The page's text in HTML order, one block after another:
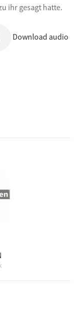
ihr gesagt hatte.
Download audio